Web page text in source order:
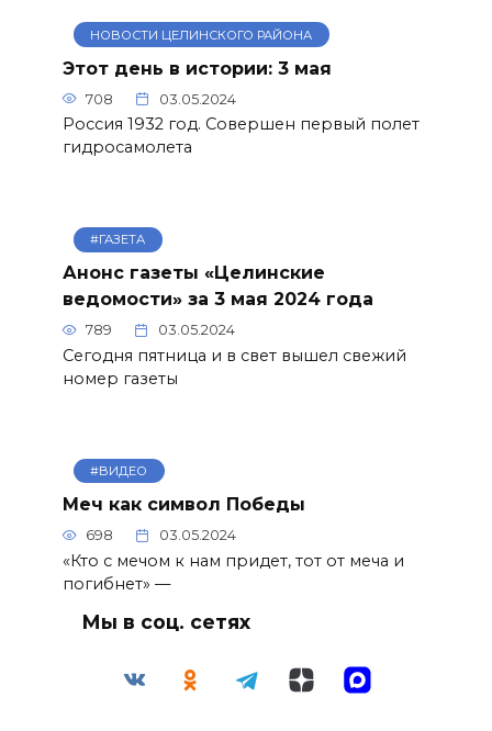
НОВОСТИ ЦЕЛИНСКОГО РАЙОНА
Этот день в истории: 3 мая
708 03.05.2024
Россия 1932 год. Совершен первый полет
гидросамолета
#ГАЗЕТА
Анонс газеты «Целинские
ведомости» за 3 мая 2024 года
789 03.05.2024
Сегодня пятница и в свет вышел свежий
номер газеты
#ВИДЕО
Меч как символ Победы
698 03.05.2024
«Кто с мечом к нам придет, тот от меча и
погибнет» —
Мы в соц. сетях